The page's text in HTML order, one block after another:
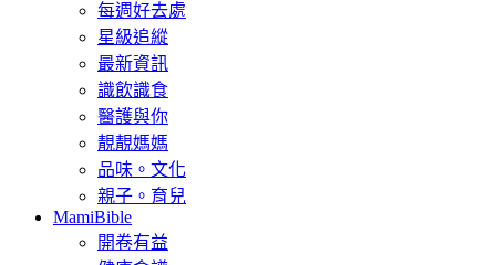
每週好去處
星級追縱
最新資訊
識飲識食
醫護與你
靚靚媽媽
品味。文化
親子。育兒
MamiBible
開卷有益